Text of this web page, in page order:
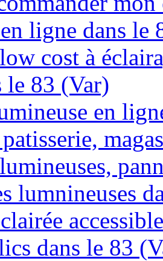
ligne dans le
cost à
le 83 (Var)
en
lumnineuses
dans le 83